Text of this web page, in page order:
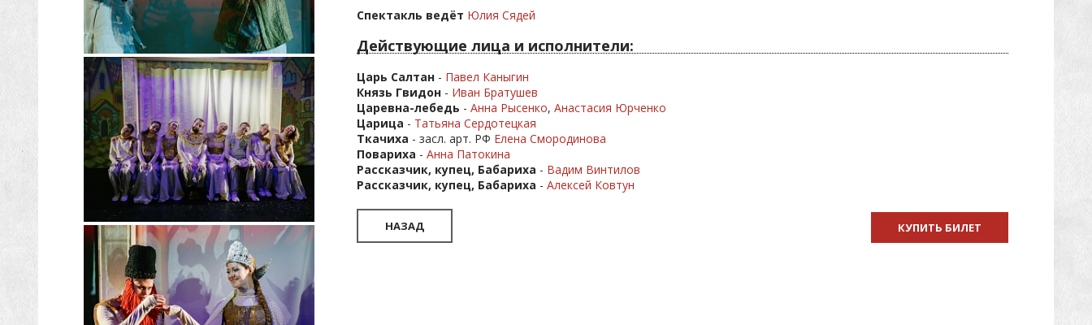
Спектакль ведёт Юлия Сядей
Действующие лица и исполнители:
Царь Салтан - Павел Каныгин
Князь Гвидон - Иван Братушев
Царевна-лебедь - Анна Рысенко, Анастасия Юрченко
Царица - Татьяна Сердотецкая
Ткачиха - засл. арт. РФ Елена Смородинова
Повариха - Анна Патокина
Рассказчик, купец, Бабариха - Вадим Винтилов
Рассказчик, купец, Бабариха - Алексей Ковтун
НАЗАД КУПИТЬ БИЛЕТ